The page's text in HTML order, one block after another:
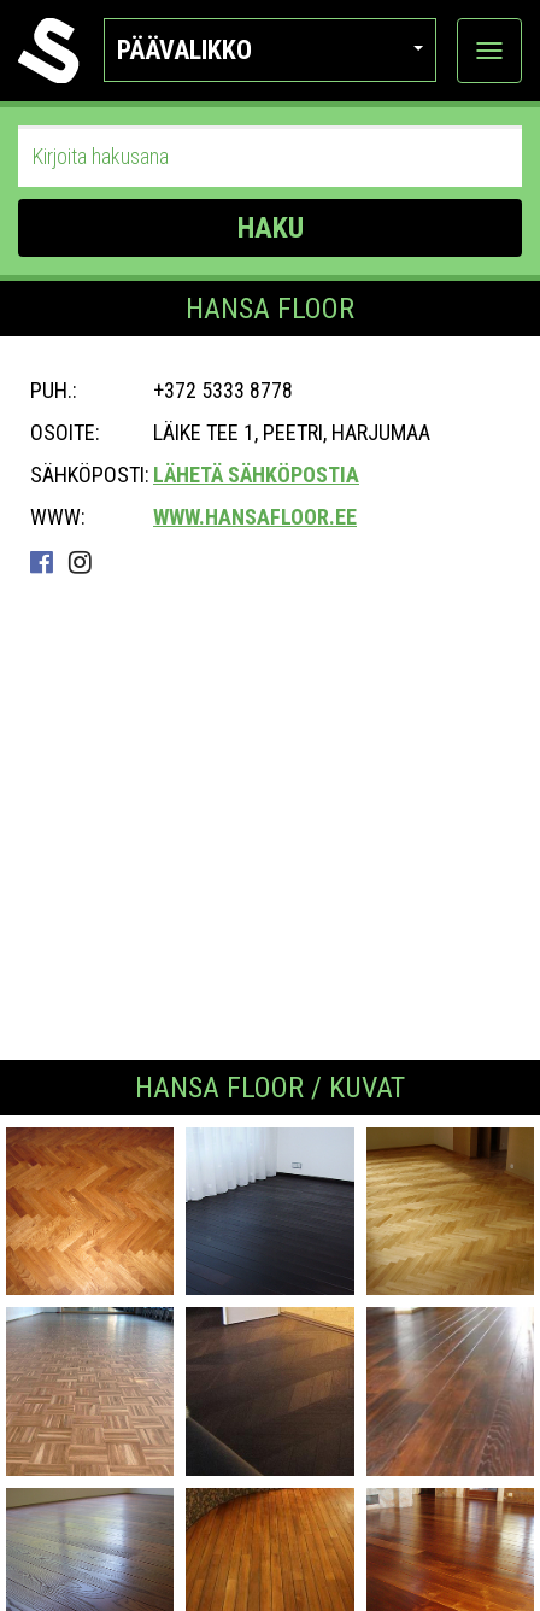
PÄÄVALIKKO
Näytä
HAKU
HANSA FLOOR
PUH.:
+372 5333 8778
OSOITE:
LÄIKE TEE 1, PEETRI, HARJUMAA
SÄHKÖPOSTI: LÄHETÄ SÄHKÖPOSTIA
WWW:
WWW.HANSAFLOOR.EE
HANSA FLOOR / KUVAT